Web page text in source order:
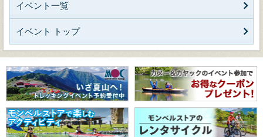
イベント一覧
イベント トップ